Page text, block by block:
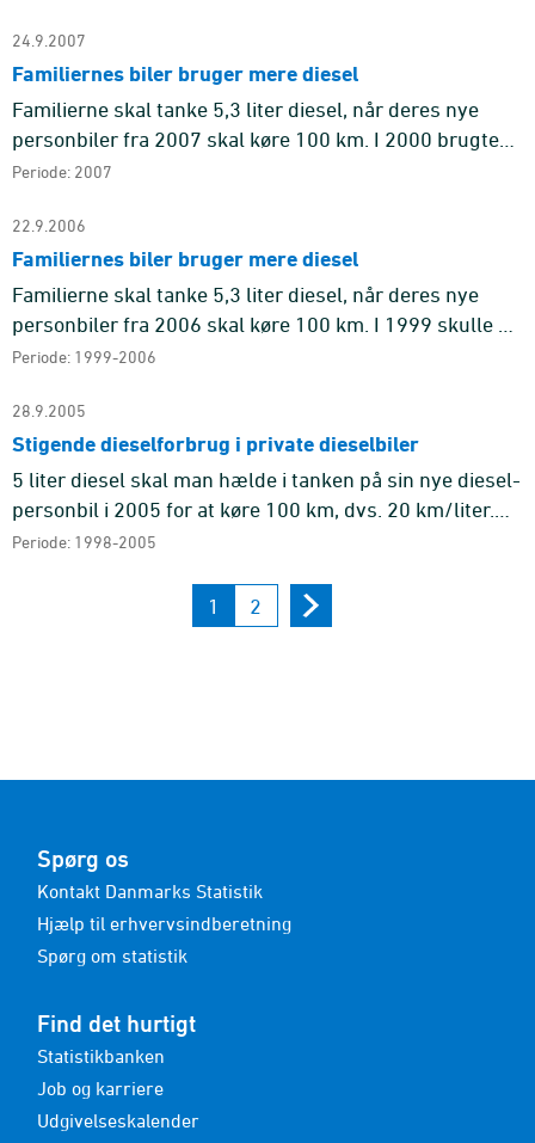
24.9.2007
Familiernes biler bruger mere diesel
Familierne skal tanke 5,3 liter diesel, når deres nye
personbiler fra 2007 skal køre 100 km. I 2000 brugte
en ny dieseldrevet bil tilsvarende 5,1 liter, mens den i
Periode: 2007
22.9.2006
Familiernes biler bruger mere diesel
Familierne skal tanke 5,3 liter diesel, når deres nye
personbiler fra 2006 skal køre 100 km. I 1999 skulle en
ny dieseldrevet bil tilsvarende fodres med 5,5 liter,
Periode: 1999-2006
28.9.2005
Stigende dieselforbrug i private dieselbiler
5 liter diesel skal man hælde i tanken på sin nye diesel-
personbil i 2005 for at køre 100 km, dvs. 20 km/liter.
Det er bedre end i 1998, hvor en ny dieselbil kørte 17,5
Periode: 1998-2005
1 2
Spørg os
Kontakt Danmarks Statistik
Hjælp til erhvervsindberetning
Spørg om statistik
Find det hurtigt
Statistikbanken
Job og karriere
Udgivelseskalender